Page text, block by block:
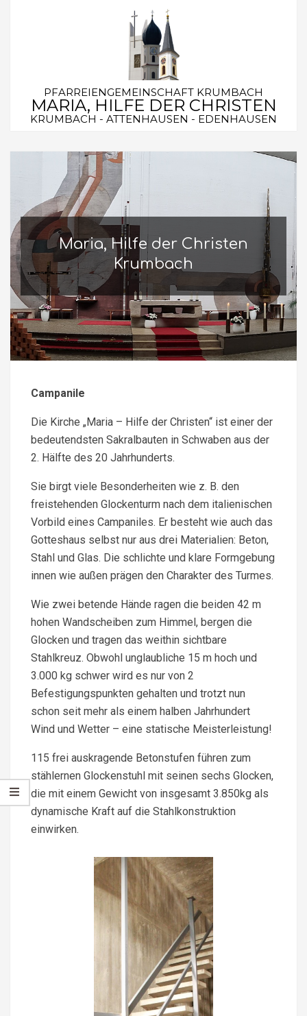
PFARREIENGEMEINSCHAFT KRUMBACH
MARIA, HILFE DER CHRISTEN
KRUMBACH - ATTENHAUSEN - EDENHAUSEN
Secondary
Maria, Hilfe der Christen
Krumbach
Campanile
Die Kirche „Maria – Hilfe der Christen“ ist einer der
bedeutendsten Sakralbauten in Schwaben aus der
2. Hälfte des 20 Jahrhunderts.
Sie birgt viele Besonderheiten wie z. B. den
freistehenden Glockenturm nach dem italienischen
Vorbild eines Campaniles. Er besteht wie auch das
Gotteshaus selbst nur aus drei Materialien: Beton,
Stahl und Glas. Die schlichte und klare Formgebung
innen wie außen prägen den Charakter des Turmes.
Wie zwei betende Hände ragen die beiden 42 m
hohen Wandscheiben zum Himmel, bergen die
Glocken und tragen das weithin sichtbare
Stahlkreuz. Obwohl unglaubliche 15 m hoch und
3.000 kg schwer wird es nur von 2
Befestigungspunkten gehalten und trotzt nun
schon seit mehr als einem halben Jahrhundert
Wind und Wetter – eine statische Meisterleistung!
115 frei auskragende Betonstufen führen zum
stählernen Glockenstuhl mit seinen sechs Glocken,
die mit einem Gewicht von insgesamt 3.850kg als
dynamische Kraft auf die Stahlkonstruktion
einwirken.